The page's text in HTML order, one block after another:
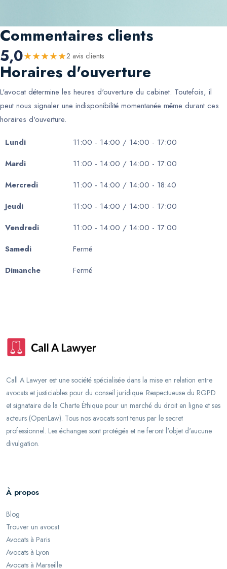
Commentaires clients
5,0★★★★★2 avis clients
Horaires d'ouverture
L'avocat détermine les heures d'ouverture du cabinet. Toutefois, il
peut nous signaler une indisponibilité momentanée même durant ces
horaires d'ouverture.
Lundi
11:00 - 14:00 / 14:00 - 17:00
Mardi
11:00 - 14:00 / 14:00 - 17:00
Mercredi
11:00 - 14:00 / 14:00 - 18:40
Jeudi
11:00 - 14:00 / 14:00 - 17:00
Vendredi
11:00 - 14:00 / 14:00 - 17:00
Samedi
Fermé
Dimanche
Fermé
Call A Lawyer est une société spécialisée dans la mise en relation entre
avocats et justiciables pour du conseil juridique. Respectueuse du RGPD
et signataire de la Charte Éthique pour un marché du droit en ligne et ses
acteurs (OpenLaw). Tous nos avocats sont tenus par le secret
professionnel. Les échanges sont protégés et ne feront l'objet d'aucune
divulgation.
À propos
Blog
Trouver un avocat
Avocats à Paris
Avocats à Lyon
Avocats à Marseille